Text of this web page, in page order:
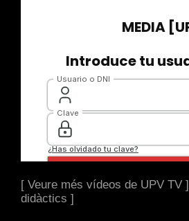
[ Veure més vídeos de UPV TV ]
didàctics ]